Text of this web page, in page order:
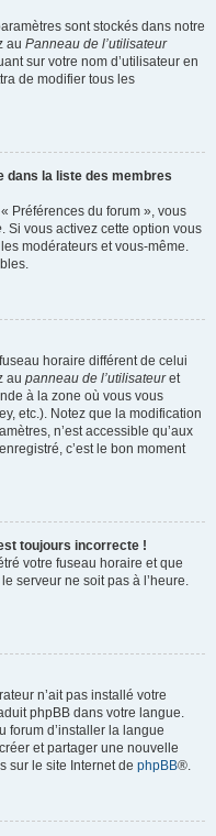
sont stockés dans notre
au Panneau de l’utilisateur
sur votre nom d’utilisateur en
de modifier tous les
dans la liste des membres
Préférences du forum », vous
. Si vous activez cette option vous
modérateurs et vous-même.
horaire différent de celui
au panneau de l’utilisateuret
à la zone où vous vous
etc.). Notez que la modification
n’est accessible qu’aux
c’est le bon moment
toujours incorrecte !
votre fuseau horaire et que
serveur ne soit pas à l’heure.
n’ait pas installé votre
phpBB dans votre langue.
forum d’installer la langue
et partager une nouvelle
sur le site Internet de phpBB®.